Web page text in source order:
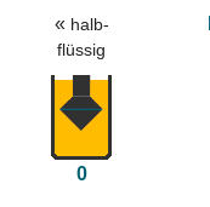
« halb-
flüssig
0